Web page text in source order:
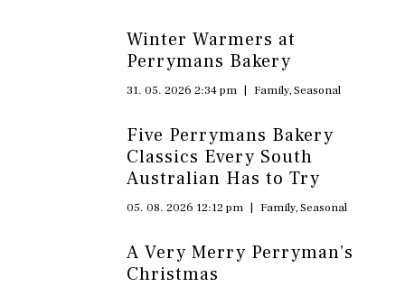
Winter Warmers at
Perrymans Bakery
31. 05. 2026 2:34 pm | Family,Seasonal
Five Perrymans Bakery
Classics Every South
Australian Has to Try
05. 08. 2026 12:12 pm | Family,Seasonal
A Very Merry Perryman’s
Christmas